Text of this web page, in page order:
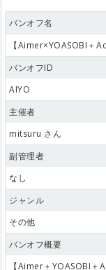
バンオフ名
【Aimer×YOASOBI＋
バンオフID
AIYO
主催者
mitsuru さん
副管理者
なし
ジャンル
その他
バンオフ概要
【Aimer＋YOASOBI＋